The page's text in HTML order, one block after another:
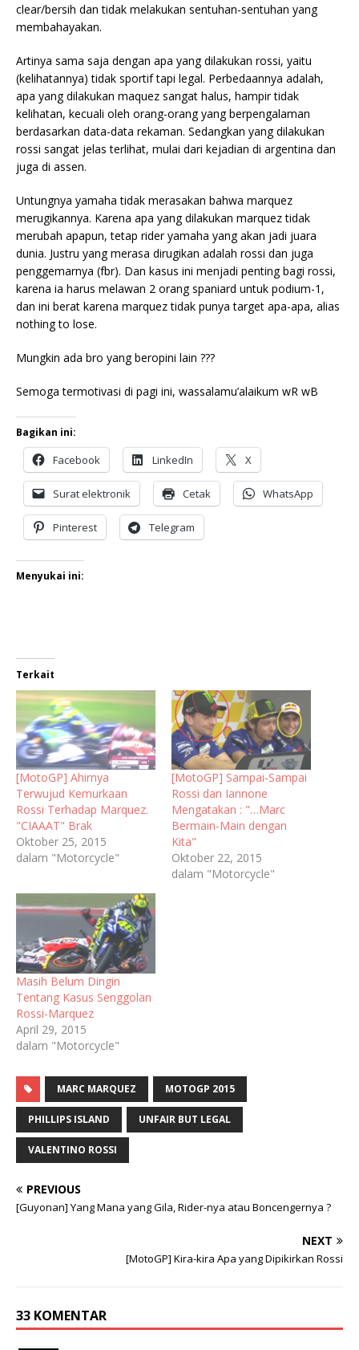
clear/bersih dan tidak melakukan sentuhan-sentuhan yang
membahayakan.
Artinya sama saja dengan apa yang dilakukan rossi, yaitu
(kelihatannya) tidak sportif tapi legal. Perbedaannya adalah,
apa yang dilakukan maquez sangat halus, hampir tidak
kelihatan, kecuali oleh orang-orang yang berpengalaman
berdasarkan data-data rekaman. Sedangkan yang dilakukan
rossi sangat jelas terlihat, mulai dari kejadian di argentina dan
juga di assen.
Untungnya yamaha tidak merasakan bahwa marquez
merugikannya. Karena apa yang dilakukan marquez tidak
merubah apapun, tetap rider yamaha yang akan jadi juara
dunia. Justru yang merasa dirugikan adalah rossi dan juga
penggemarnya (fbr). Dan kasus ini menjadi penting bagi rossi,
karena ia harus melawan 2 orang spaniard untuk podium-1,
dan ini berat karena marquez tidak punya target apa-apa, alias
nothing to lose.
Mungkin ada bro yang beropini lain ???
Semoga termotivasi di pagi ini, wassalamu’alaikum wR wB
Bagikan ini:
Facebook LinkedIn X
Surat elektronik Cetak WhatsApp
Pinterest Telegram
Menyukai ini:
Terkait
[MotoGP] Ahirnya
Terwujud Kemurkaan
Rossi Terhadap Marquez.
"CIAAAT" Brak
Oktober 25, 2015
dalam "Motorcycle"
[MotoGP] Sampai-Sampai
Rossi dan Iannone
Mengatakan : "…Marc
Bermain-Main dengan
Kita"
Oktober 22, 2015
dalam "Motorcycle"
Masih Belum Dingin
Tentang Kasus Senggolan
Rossi-Marquez
April 29, 2015
dalam "Motorcycle"
MARC MARQUEZ MOTOGP 2015
PHILLIPS ISLAND UNFAIR BUT LEGAL
VALENTINO ROSSI
PREVIOUS
[Guyonan] Yang Mana yang Gila, Rider-nya atau Boncengernya ?
NEXT
[MotoGP] Kira-kira Apa yang Dipikirkan Rossi
33 KOMENTAR